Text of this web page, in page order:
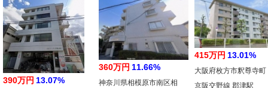
390万円 13.07%
360万円 11.66%
神奈川県相模原市南区相
415万円 13.01%
大阪府枚方市釈尊寺町
京阪交野線 郡津駅